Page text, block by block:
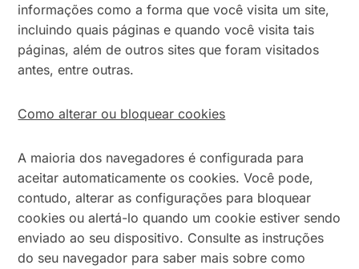
informações como a forma que você visita um site,
incluindo quais páginas e quando você visita tais
páginas, além de outros sites que foram visitados
antes, entre outras.
Como alterar ou bloquear cookies
A maioria dos navegadores é configurada para
aceitar automaticamente os cookies. Você pode,
contudo, alterar as configurações para bloquear
cookies ou alertá-lo quando um cookie estiver sendo
enviado ao seu dispositivo. Consulte as instruções
do seu navegador para saber mais sobre como